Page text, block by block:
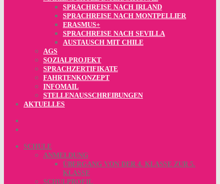
SPRACHREISE NACH IRLAND
SPRACHREISE NACH MONTPELLIER
ERASMUS+
SPRACHREISE NACH SEVILLA
AUSTAUSCH MIT CHILE
AGS
SOZIALPROJEKT
SPRACHZERTIFIKATE
FAHRTENKONZEPT
INFOMAIL
STELLENAUSSCHREIBUNGEN
AKTUELLES
SCHULE
ANMELDUNG
ÜBERGANG VON DER 4. KLASSE ZUR 5.
KLASSE
SCHULPROFIL